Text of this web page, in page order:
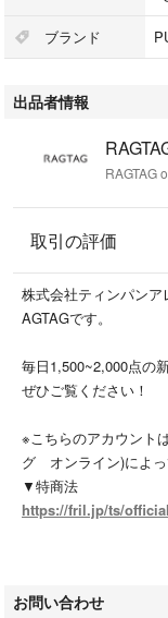
開閉：無し
※商品は複数サイトで共
【商品コード】
RAGTAG Onlineでは
商品の状態を下記の基
内容をよくご確認くだ
・A…汚れやダメージ
・B…着用感が少なく
・D…汚れやダメージ
商品以外に付属してい
ません。
また、汚れや破れ等の
ブランド
出品者情報
RAGTAG
取引の評価
株式会社ティンパン
AGTAGです。
毎日1,500~2,000点の
ぜひご覧ください！
※こちらのアカウント
グ オンライン)によっ
▼特商法
https://fril.jp/ts/
T7010001074003
お問い合わせ